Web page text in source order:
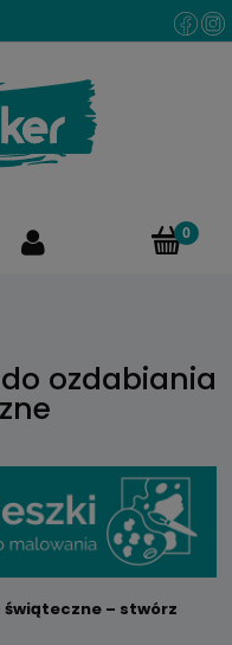
ozdabiania
– stwórz